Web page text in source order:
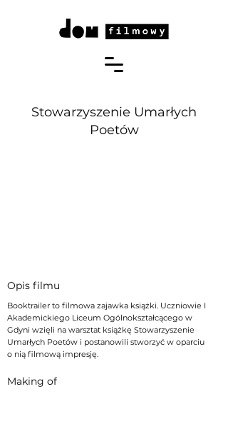
Stowarzyszenie Umarłych
Poetów
Opis filmu
Booktrailer to filmowa zajawka książki. Uczniowie I
Akademickiego Liceum Ogólnokształcącego w
Gdyni wzięli na warsztat książkę Stowarzyszenie
Umarłych Poetów i postanowili stworzyć w oparciu
o nią filmową impresję.
Making of